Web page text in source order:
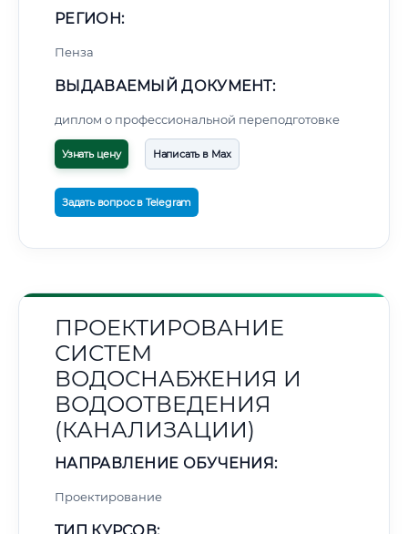
РЕГИОН:
Пенза
ВЫДАВАЕМЫЙ ДОКУМЕНТ:
диплом о профессиональной переподготовке
Узнать цену Написать в Max
Задать вопрос в Telegram
ПРОЕКТИРОВАНИЕ
СИСТЕМ
ВОДОСНАБЖЕНИЯ И
ВОДООТВЕДЕНИЯ
(КАНАЛИЗАЦИИ)
НАПРАВЛЕНИЕ ОБУЧЕНИЯ:
Проектирование